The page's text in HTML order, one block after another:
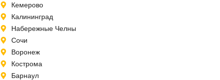
Кемерово
Калининград
Набережные Челны
Сочи
Воронеж
Кострома
Барнаул